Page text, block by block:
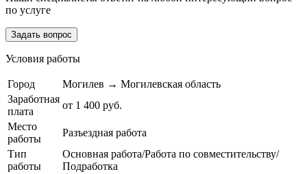
по услуге
Задать вопрос
Условия работы
Город
Могилев → Могилевская область
Заработная
плата
от 1 400 руб.
Место
работы
Разъездная работа
Тип
работы
Основная работа/Работа по совместительству/
Подработка